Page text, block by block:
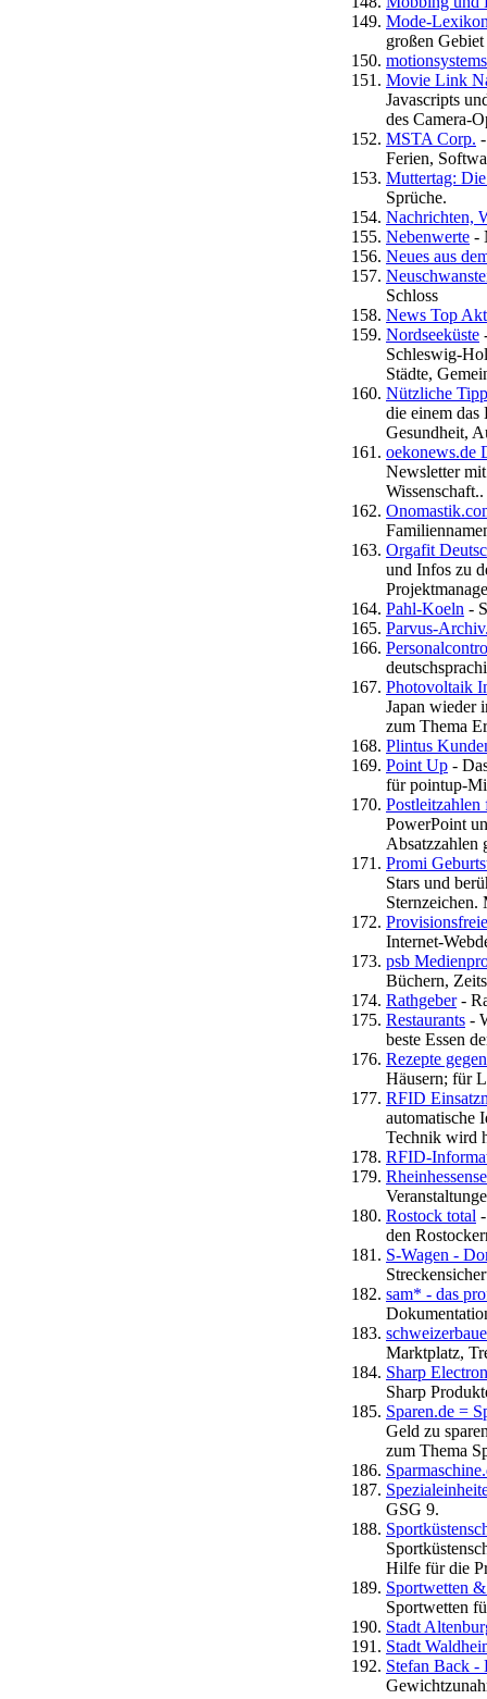
Mode-
großen
motionsystems
Movie Link
Javascripts
des Camera-
MSTA Corp.
Ferien,
Muttertag:
Sprüche.
Nachrichten,
Nebenwerte -
Neues aus
Schloss
News Top
Nordseeküste
Schleswig-
Städte,
Nützliche
die einem das
Gesundheit,
oekonews.de
Newsletter
Wissenschaft..
Orgafit
und Infos zu
Pahl-Koeln -
Parvus-
Photovoltaik
Japan wieder
zum Thema
Plintus
Point Up -
für pointup-
PowerPoint
Absatzzahlen
Promi
Stars und
Internet-
psb
Büchern,
Rathgeber-
Restaurants -
beste Essen
Rezepte
Häusern; für
RFID
automatische
Technik wird
RFID-
Rostock total
den
S-Wagen -
sam* - das
Marktplatz,
Sharp
Sharp
Sparen.de =
Geld zu
zum Thema
GSG 9.
Hilfe für die
Sportwetten
Sportwetten
Stadt
Stadt
Stefan Back -